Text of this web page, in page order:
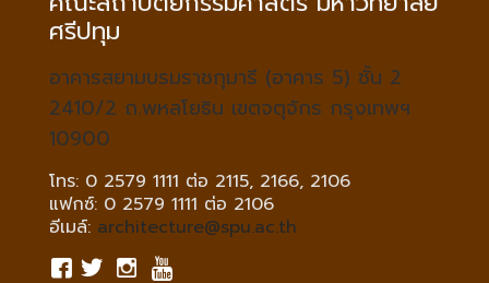
ศรีปทุม
อาคารสยามบรมราชกุมารี (อาคาร 5) ชั้น 2
2410/2 ถ.พหลโยธิน เขตจตุจักร กรุงเทพฯ
10900
โทร: 0 2579 1111 ต่อ 2115, 2166, 2106
แฟกซ์: 0 2579 1111 ต่อ 2106
อีเมล์: architecture@spu.ac.th